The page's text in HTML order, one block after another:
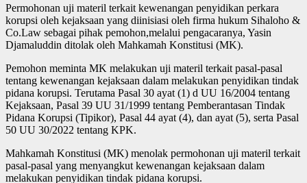
Permohonan uji materil terkait kewenangan penyidikan perkara
korupsi oleh kejaksaan yang diinisiasi oleh firma hukum Sihaloho &
Co.Law sebagai pihak pemohon,melalui pengacaranya, Yasin
Djamaluddin ditolak oleh Mahkamah Konstitusi (MK).
Pemohon meminta MK melakukan uji materil terkait pasal-pasal
tentang kewenangan kejaksaan dalam melakukan penyidikan tindak
pidana korupsi. Terutama Pasal 30 ayat (1) d UU 16/2004 tentang
Kejaksaan, Pasal 39 UU 31/1999 tentang Pemberantasan Tindak
Pidana Korupsi (Tipikor), Pasal 44 ayat (4), dan ayat (5), serta Pasal
50 UU 30/2022 tentang KPK.
Mahkamah Konstitusi (MK) menolak permohonan uji materil terkait
pasal-pasal yang menyangkut kewenangan kejaksaan dalam
melakukan penyidikan tindak pidana korupsi.